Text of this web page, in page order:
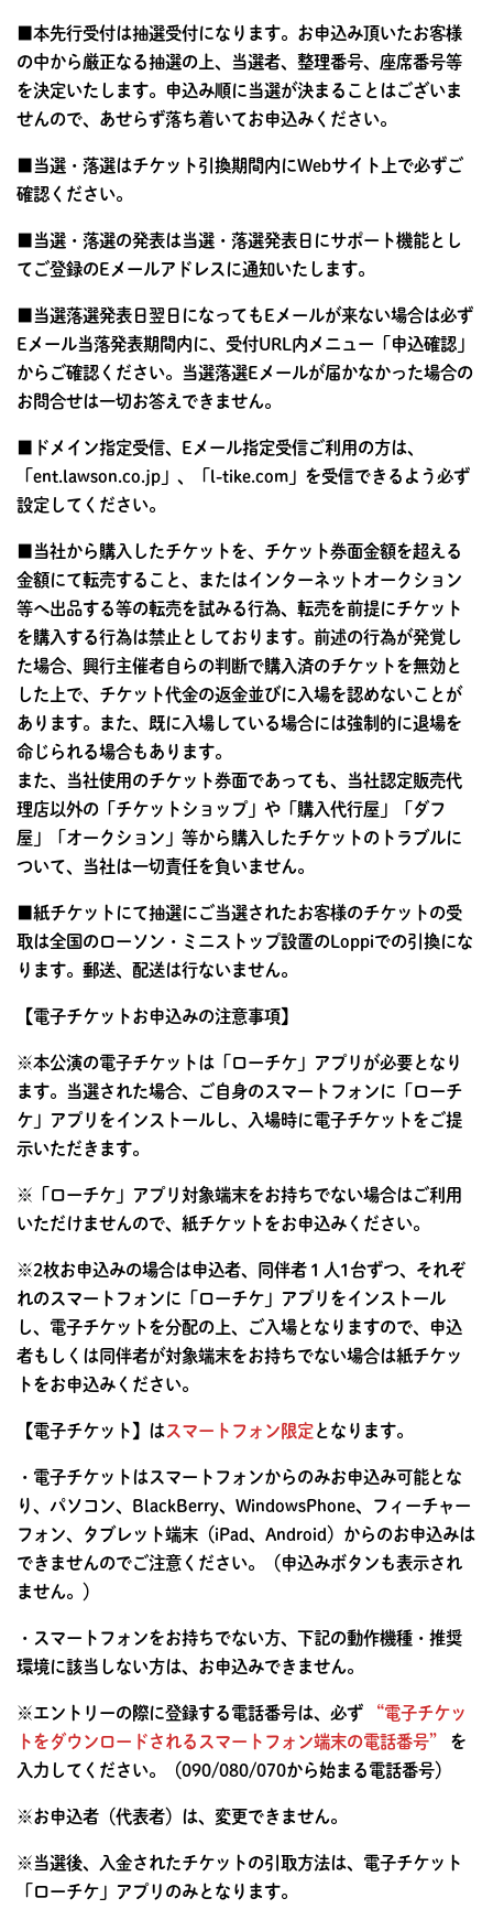
■本先行受付は抽選受付になります。お申込み頂いたお客様
の中から厳正なる抽選の上、当選者、整理番号、座席番号等
を決定いたします。申込み順に当選が決まることはございま
せんので、あせらず落ち着いてお申込みください。
■当選・落選はチケット引換期間内にWebサイト上で必ずご
確認ください。
■当選・落選の発表は当選・落選発表日にサポート機能とし
てご登録のEメールアドレスに通知いたします。
■当選落選発表日翌日になってもEメールが来ない場合は必ず
Eメール当落発表期間内に、受付URL内メニュー「申込確認」
からご確認ください。当選落選Eメールが届かなかった場合の
お問合せは一切お答えできません。
■ドメイン指定受信、Eメール指定受信ご利用の方は、
「ent.lawson.co.jp」、「l-tike.com」を受信できるよう必ず
設定してください。
■当社から購入したチケットを、チケット券面金額を超える
金額にて転売すること、またはインターネットオークション
等へ出品する等の転売を試みる行為、転売を前提にチケット
を購入する行為は禁止としております。前述の行為が発覚し
た場合、興行主催者自らの判断で購入済のチケットを無効と
した上で、チケット代金の返金並びに入場を認めないことが
あります。また、既に入場している場合には強制的に退場を
命じられる場合もあります。
また、当社使用のチケット券面であっても、当社認定販売代
理店以外の「チケットショップ」や「購入代行屋」「ダフ
屋」「オークション」等から購入したチケットのトラブルに
ついて、当社は一切責任を負いません。
■紙チケットにて抽選にご当選されたお客様のチケットの受
取は全国のローソン・ミニストップ設置のLoppiでの引換にな
ります。郵送、配送は行ないません。
【電子チケットお申込みの注意事項】
※本公演の電子チケットは「ローチケ」アプリが必要となり
ます。当選された場合、ご自身のスマートフォンに「ローチ
ケ」アプリをインストールし、入場時に電子チケットをご提
示いただきます。
※「ローチケ」アプリ対象端末をお持ちでない場合はご利用
いただけませんので、紙チケットをお申込みください。
※2枚お申込みの場合は申込者、同伴者１人1台ずつ、それぞ
れのスマートフォンに「ローチケ」アプリをインストール
し、電子チケットを分配の上、ご入場となりますので、申込
者もしくは同伴者が対象端末をお持ちでない場合は紙チケッ
トをお申込みください。
【電子チケット】はスマートフォン限定となります。
・電子チケットはスマートフォンからのみお申込み可能とな
り、パソコン、BlackBerry、WindowsPhone、フィーチャー
フォン、タブレット端末（iPad、Android）からのお申込みは
できませんのでご注意ください。（申込みボタンも表示され
ません。）
・スマートフォンをお持ちでない方、下記の動作機種・推奨
環境に該当しない方は、お申込みできません。
※エントリーの際に登録する電話番号は、必ず “電子チケッ
トをダウンロードされるスマートフォン端末の電話番号” を
入力してください。（090/080/070から始まる電話番号）
※お申込者（代表者）は、変更できません。
※当選後、入金されたチケットの引取方法は、電子チケット
「ローチケ」アプリのみとなります。